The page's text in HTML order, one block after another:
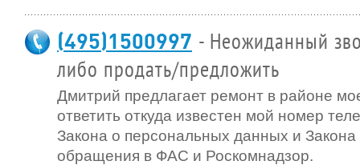
(495)1500997 - Неожиданный
либо продать/предложить
Дмитрий предлагает ремонт в районе
ответить откуда известен мой номер
Закона о персональных данных и
обращения в ФАС и Роскомнадзор.